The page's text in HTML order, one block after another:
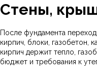
Стены,
После фундамента
кирпич, блоки, газобетон,
кирпич держит тепло,
бюджет и требования к